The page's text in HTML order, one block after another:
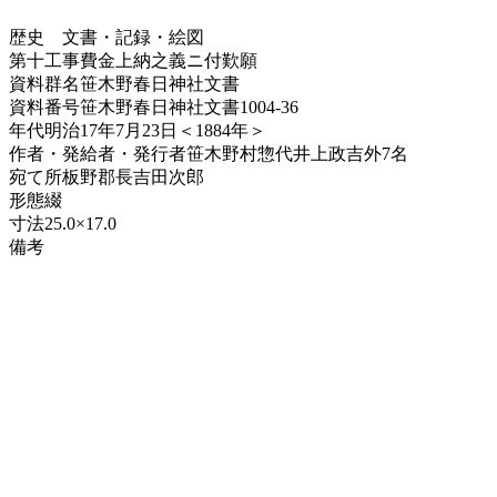
歴史
文書・記録・絵図
第十工事費金上納之義ニ付歎願
資料群名笹木野春日神社文書
資料番号笹木野春日神社文書1004-36
年代明治17年7月23日＜1884年＞
作者・発給者・発行者笹木野村惣代井上政吉外7名
宛て所板野郡長吉田次郎
形態綴
寸法25.0×17.0
備考